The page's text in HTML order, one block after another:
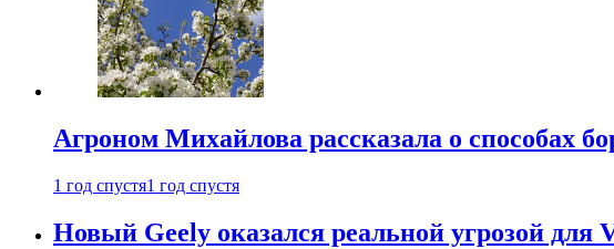
Агроном Михайлова рассказала о способах
1 год спустя1 год спустя
Новый Geely оказался реальной угрозой для